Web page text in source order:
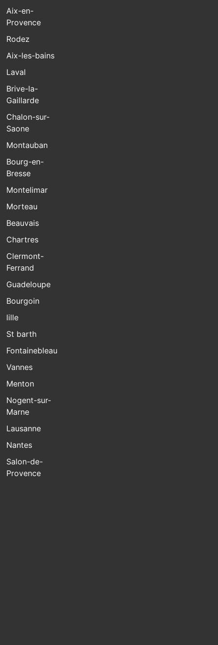
Aix-en-
Provence
Rodez
Aix-les-bains
Laval
Brive-la-
Gaillarde
Chalon-sur-
Saone
Montauban
Bourg-en-
Bresse
Montelimar
Morteau
Beauvais
Chartres
Clermont-
Ferrand
Guadeloupe
Bourgoin
lille
St barth
Fontainebleau
Vannes
Menton
Nogent-sur-
Marne
Lausanne
Nantes
Salon-de-
Provence